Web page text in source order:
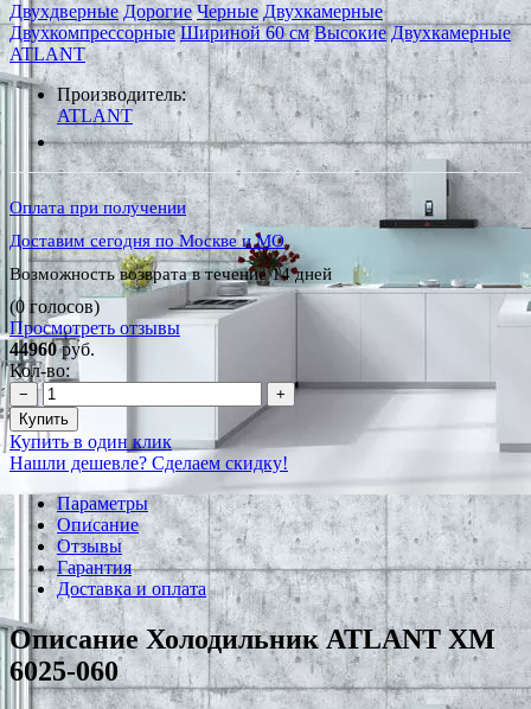
Двухдверные Дорогие Черные Двухкамерные
Двухкомпрессорные Шириной 60 см Высокие Двухкамерные
ATLANT
Производитель:
ATLANT
*Наличие уточняйте у менеджера
Оплата при получении
Доставим сегодня по Москве и МО
Возможность возврата в течение 14 дней
(0 голосов)
Просмотреть отзывы
44960руб.
Кол-во:
−
+
Купить
Купить в один клик
Нашли дешевле? Сделаем скидку!
Параметры
Описание
Отзывы
Гарантия
Доставка и оплата
Описание Холодильник ATLANT ХМ
6025-060